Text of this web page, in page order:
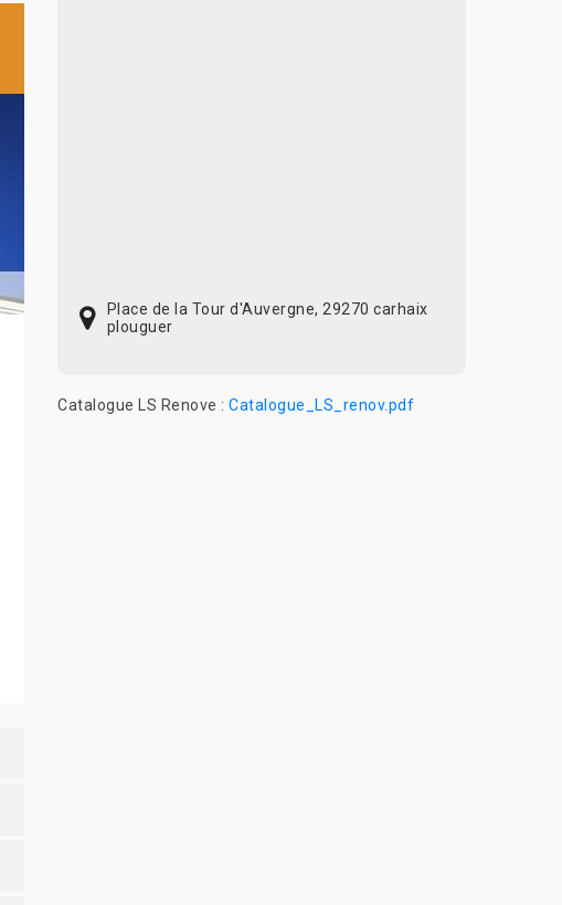
Place de la Tour d'Auvergne, 29270 carhaix
plouguer
Catalogue LS Renove : Catalogue_LS_renov.pdf